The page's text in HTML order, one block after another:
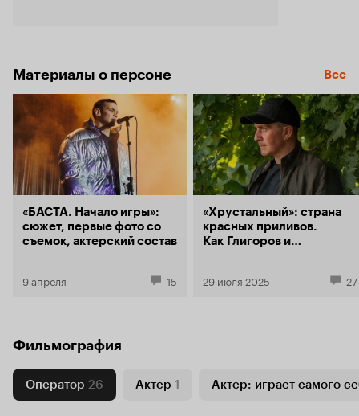
Материалы о персоне Все
«БАСТА. Начало игры»:
сюжет, первые фото со
съемок, актерский состав
9 апреля 15
«Хрустальный»: страна
красных приливов.
Как Глигоров и
триллера
29 июля 2025 27
Фильмография
Оператор 26 Актер 1 Актер: играет самого